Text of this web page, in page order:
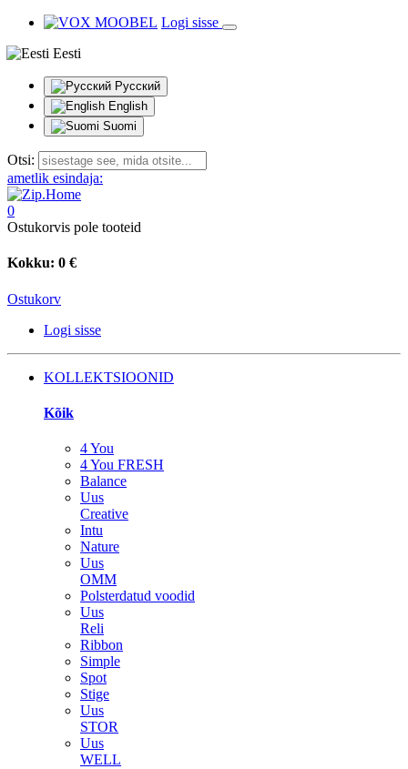
Logi sisse
Eesti
Русский
English
Suomi
Otsi:
ametlik esindaja:
0
Ostukorvis pole tooteid
Kokku: 0 €
Ostukorv
Logi sisse
KOLLEKTSIOONID
Kõik
4 You
4 You FRESH
Balance
Uus
Creative
Intu
Nature
Uus
OMM
Polsterdatud voodid
Uus
Reli
Ribbon
Simple
Spot
Stige
Uus
STOR
Uus
WELL